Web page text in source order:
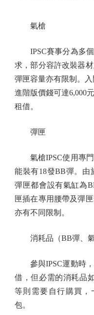
氣槍
IPSC賽事分為多個
求，部分容許改裝器
彈匣容量亦有限制。入
進階版價錢可達6,000
租借。
彈匣
氣槍IPSC使用專門
能裝有18發BB彈。由
彈匣都會設有氣缸為
匣插在專用腰帶及彈
亦有不同限制。
消耗品（BB彈、氣
參與IPSC運動時，
借，但必需的消耗品
等則需要自行購買，
包。